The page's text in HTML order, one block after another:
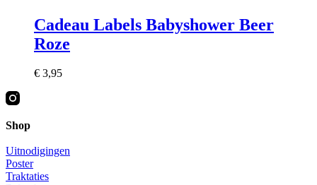
Cadeau Labels Babyshower Beer
Roze
€ 3,95
Shop
Uitnodigingen
Poster
Traktaties